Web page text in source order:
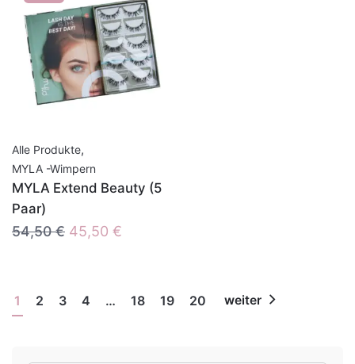
Alle Produkte,
MYLA -Wimpern
MYLA Extend Beauty (5
Paar)
54,50€ Ursprünglicher
54,50 €
45,50 €
45,50 €.
1 2 3 4 … 18 19 20 weiter